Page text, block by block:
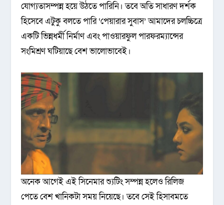
যোগ্যতাসম্পন্ন হয়ে উঠতে পারিনি। তবে অতি সাধারণ দর্শক
হিসেবে এটুকু বলতে পারি ‘পেয়ারার সুবাস’ আমাদের চলচ্চিত্রে
একটি ভিন্নধর্মী নির্মাণ এবং পাওয়ারফুল পারফরম্যান্সের
সংমিশ্রণ ঘটিয়াছে বেশ ভালোভাবেই।
অনেক আগেই এই সিনেমার শ্যুটিং সম্পন্ন হলেও রিলিজ
পেতে বেশ খানিকটা সময় নিয়েছে। তবে সেই হিসাবমতে